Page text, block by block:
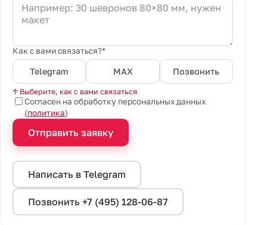
Как с вами связаться?*
Telegram MAX Позвонить
↑ Выберите, как с вами связаться
Согласен на обработку персональных данных
(политика)
Отправить заявку
Написать в Telegram
Позвонить +7 (495) 128-06-87